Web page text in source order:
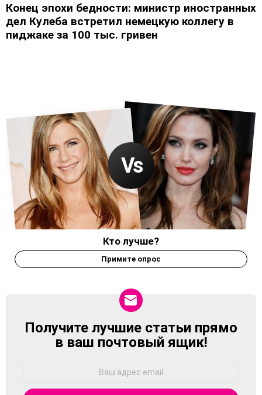
Конец эпохи бедности: министр иностранных
дел Кулеба встретил немецкую коллегу в
пиджаке за 100 тыс. гривен
Кто лучше?
Примите опрос
NEWSLETTER
Получите лучшие статьи прямо
в ваш почтовый ящик!